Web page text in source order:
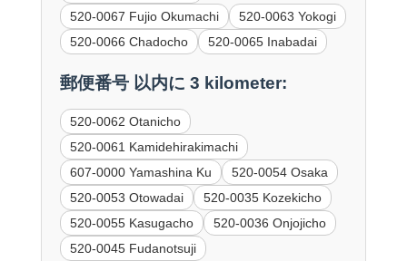
520-0067 Fujio Okumachi
520-0063 Yokogi
520-0066 Chadocho
520-0065 Inabadai
郵便番号 以内に 3 kilometer:
520-0062 Otanicho
520-0061 Kamidehirakimachi
607-0000 Yamashina Ku
520-0054 Osaka
520-0053 Otowadai
520-0035 Kozekicho
520-0055 Kasugacho
520-0036 Onjojicho
520-0045 Fudanotsuji